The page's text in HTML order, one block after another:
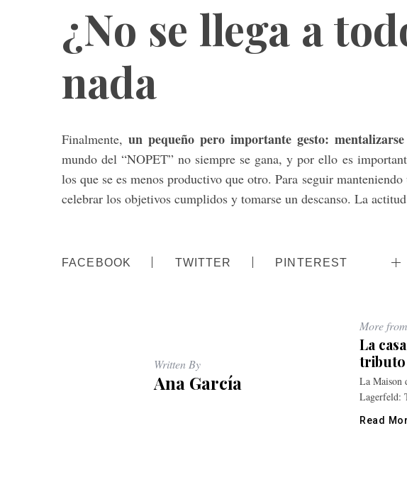
¿No se llega a
nada
Finalmente,un pequeño pero importante gesto:
mundo del “NOPET” no siempre se gana, y por ello es
los que se es menos productivo que otro. Para seguir
celebrar los objetivos cumplidos y tomarse un descanso. La
FACEBOOK TWITTER PINTEREST
Written By
Ana García
More
La
tributo
La Maison
Lagerfeld:
Read